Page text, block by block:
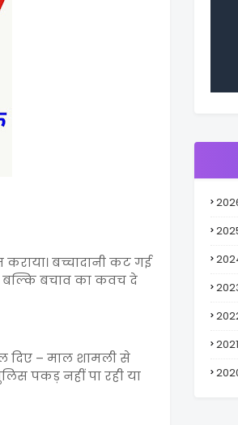
बच्चादानी कट गई
बल्कि बचाव का कवच दे
दिए – माल शामली से
पकड़ नहीं पा रही या
2021